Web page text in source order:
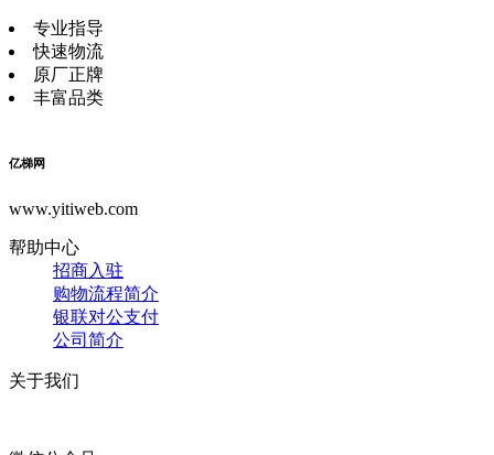
专业指导
快速物流
原厂正牌
丰富品类
亿梯网
www.yitiweb.com
帮助中心
招商入驻
购物流程简介
银联对公支付
公司简介
关于我们